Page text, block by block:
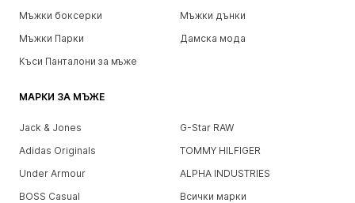
Мъжки боксерки
Мъжки дънки
Мъжки Парки
Дамска мода
Къси Панталони за мъже
МАРКИ ЗА МЪЖЕ
Jack & Jones
G-Star RAW
Adidas Originals
TOMMY HILFIGER
Under Armour
ALPHA INDUSTRIES
BOSS Casual
Всички марки